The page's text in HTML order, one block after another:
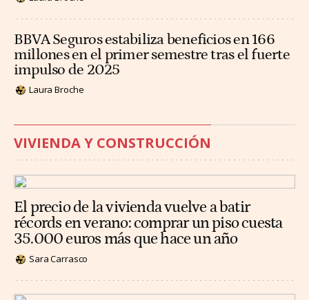
BBVA Seguros estabiliza beneficios en 166
millones en el primer semestre tras el fuerte
impulso de 2025
Laura Broche
VIVIENDA Y CONSTRUCCIÓN
El precio de la vivienda vuelve a batir
récords en verano: comprar un piso cuesta
35.000 euros más que hace un año
Sara Carrasco